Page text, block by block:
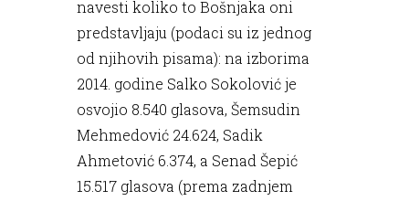
navesti koliko to Bošnjaka oni
predstavljaju (podaci su iz jednog
od njihovih pisama): na izborima
2014. godine Salko Sokolović je
osvojio 8.540 glasova, Šemsudin
Mehmedović 24.624, Sadik
Ahmetović 6.374, a Senad Šepić
15.517 glasova (prema zadnjem